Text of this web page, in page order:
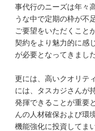
事代行のニーズは年々
うな中で定期の枠が不
ご要望をいただくこと
契約をより魅力的に感
が必要となってきました
更には、高いクオリテ
には、タスカジさんが
発揮できることが重要
んの人材確保および環
機能強化に投資してま